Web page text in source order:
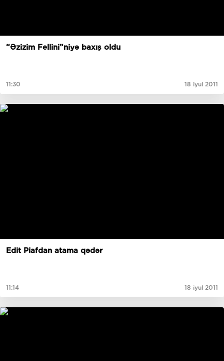
“Əzizim Fellini”niyə baxış oldu
11:30 18 iyul 2011
Edit Piafdan atama qədər
11:14 18 iyul 2011